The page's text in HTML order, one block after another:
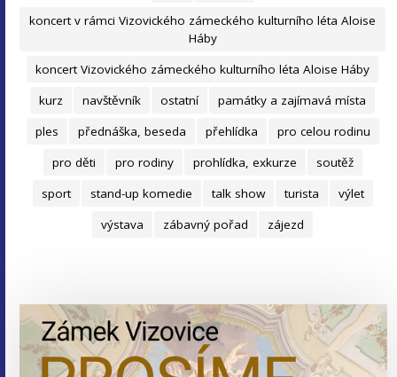
koncert v rámci Vizovického zámeckého kulturního léta Aloise
Háby
koncert Vizovického zámeckého kulturního léta Aloise Háby
kurz
navštěvník ostatní
památky a zajímavá místa
ples
přednáška, beseda přehlídka
pro celou rodinu
pro děti
pro rodiny prohlídka, exkurze
soutěž
sport
stand-up komedie talk show turista
výlet
výstava
zábavný pořad zájezd